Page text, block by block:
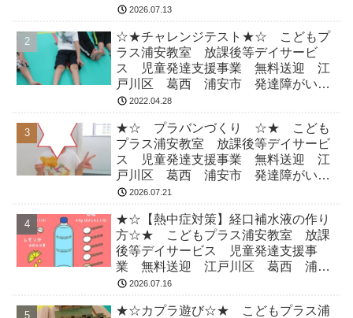
育 放デイ 児発 ADHD 自閉症
2026.07.13
☆★チャレンジテスト★☆ こどもプ
ラス浦安教室 放課後等デイサービ
ス 児童発達支援事業 無料送迎 江
戸川区 葛西 浦安市 発達障がい
運動療育 放デイ 児発 ADHD 自
2022.04.28
★☆ プラバンづくり ☆★ こども
プラス浦安教室 放課後等デイサービ
ス 児童発達支援事業 無料送迎 江
戸川区 葛西 浦安市 発達障がい
運動療育 放デイ 児発 ADHD 自
2026.07.21
★☆【熱中症対策】経口補水液の作り
方☆★ こどもプラス浦安教室 放課
後等デイサービス 児童発達支援事
業 無料送迎 江戸川区 葛西 浦安
市 発達障がい 運動療育 放デイ
2026.07.16
★☆カプラ遊び☆★ こどもプラス浦